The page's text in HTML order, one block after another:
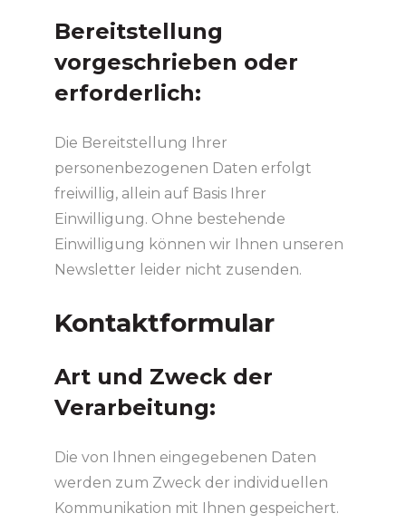
Bereitstellung
vorgeschrieben oder
erforderlich:
Die Bereitstellung Ihrer
personenbezogenen Daten erfolgt
freiwillig, allein auf Basis Ihrer
Einwilligung. Ohne bestehende
Einwilligung können wir Ihnen unseren
Newsletter leider nicht zusenden.
Kontaktformular
Art und Zweck der
Verarbeitung:
Die von Ihnen eingegebenen Daten
werden zum Zweck der individuellen
Kommunikation mit Ihnen gespeichert.